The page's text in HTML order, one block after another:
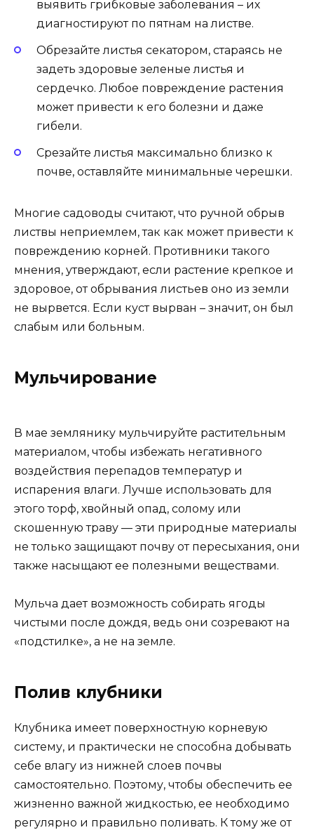
выявить грибковые заболевания – их
диагностируют по пятнам на листве.
Обрезайте листья секатором, стараясь не
задеть здоровые зеленые листья и
сердечко. Любое повреждение растения
может привести к его болезни и даже
гибели.
Срезайте листья максимально близко к
почве, оставляйте минимальные черешки.
Многие садоводы считают, что ручной обрыв
листвы неприемлем, так как может привести к
повреждению корней. Противники такого
мнения, утверждают, если растение крепкое и
здоровое, от обрывания листьев оно из земли
не вырвется. Если куст вырван – значит, он был
слабым или больным.
Мульчирование
В мае землянику мульчируйте растительным
материалом, чтобы избежать негативного
воздействия перепадов температур и
испарения влаги. Лучше использовать для
этого торф, хвойный опад, солому или
скошенную траву — эти природные материалы
не только защищают почву от пересыхания, они
также насыщают ее полезными веществами.
Мульча дает возможность собирать ягоды
чистыми после дождя, ведь они созревают на
«подстилке», а не на земле.
Полив клубники
Клубника имеет поверхностную корневую
систему, и практически не способна добывать
себе влагу из нижней слоев почвы
самостоятельно. Поэтому, чтобы обеспечить ее
жизненно важной жидкостью, ее необходимо
регулярно и правильно поливать. К тому же от